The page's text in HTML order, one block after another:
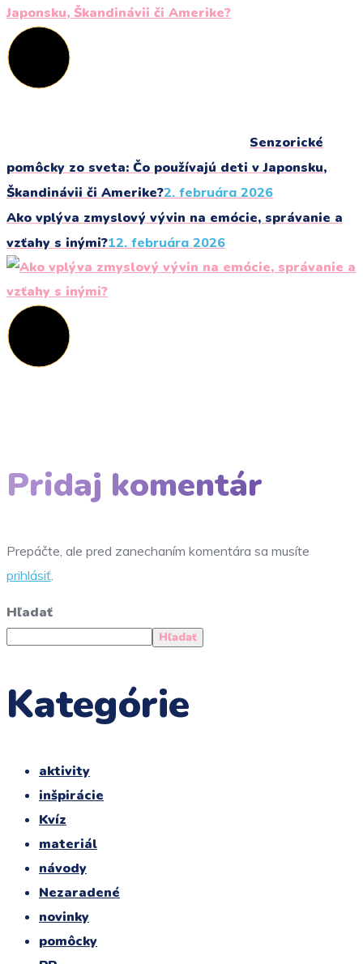
Senzorické
pomôcky zo sveta: Čo používajú deti v Japonsku,
Škandinávii či Amerike?2. februára 2026
Ako vplýva zmyslový vývin na emócie, správanie a
vzťahy s inými?12. februára 2026
Pridaj komentár
Prepáčte, ale pred zanechaním komentára sa musíte
prihlásiť.
Hľadať
Hľadať
Kategórie
aktivity
inšpirácie
Kvíz
materiál
návody
Nezaradené
novinky
pomôcky